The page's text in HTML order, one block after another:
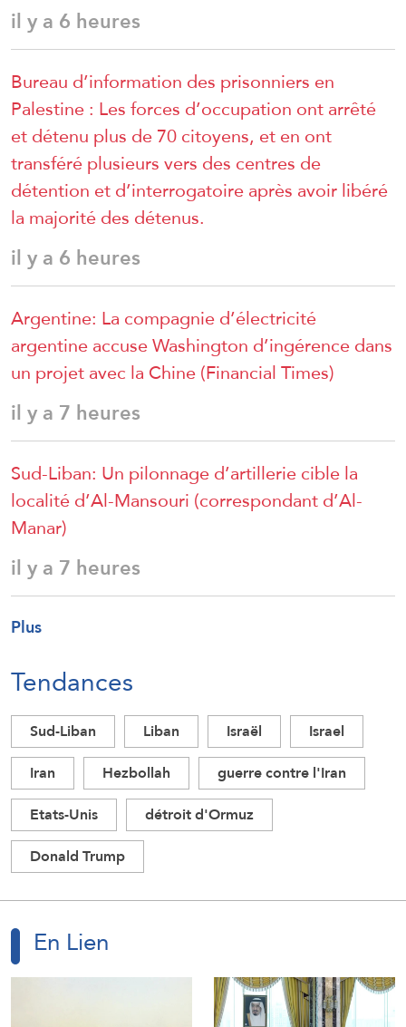
il y a 6 heures
Bureau d’information des prisonniers en
Palestine : Les forces d’occupation ont arrêté
et détenu plus de 70 citoyens, et en ont
transféré plusieurs vers des centres de
détention et d’interrogatoire après avoir libéré
la majorité des détenus.
il y a 6 heures
Argentine: La compagnie d’électricité
argentine accuse Washington d’ingérence dans
un projet avec la Chine (Financial Times)
il y a 7 heures
Sud-Liban: Un pilonnage d’artillerie cible la
localité d’Al-Mansouri (correspondant d’Al-
Manar)
il y a 7 heures
Plus
Tendances
Sud-Liban Liban Israël
Israel
Iran
Hezbollah
guerre contre l'Iran
Etats-Unis
détroit d'Ormuz
Donald Trump
En Lien